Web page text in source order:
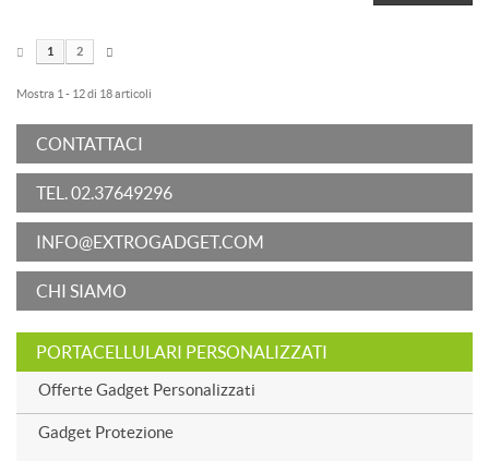
1 2
Mostra 1 - 12 di 18 articoli
CONTATTACI
TEL. 02.37649296
INFO@EXTROGADGET.COM
CHI SIAMO
PORTACELLULARI PERSONALIZZATI
Offerte Gadget Personalizzati
Gadget Protezione